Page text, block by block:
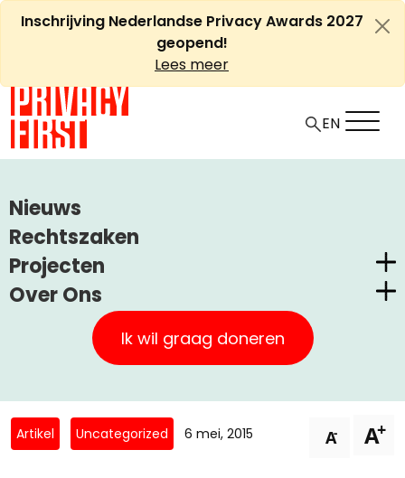
Ga
naarInschrijving Nederlandse Privacy Awards 2027
geopend!
Lees meer
Nieuws
Rechtszaken
Projecten
Nederlandse Privacy Awards
Claimstichting CUIC
PrivacyWijzer
Privacy Coalitie
PSD2-me-niet
Over Ons
Privacy First
Onze Successen
Kom in actie
Nieuwsbrieven
Ik wil graag doneren
EN
VOLKSKRANT, 1 MEI 2015: ‘ZONDER BEWAARPLICHT GEEN
BEWIJS’
Volkskrant, 1 mei 2015:
‘Zonder bewaarplicht geen
bewijs’
Artikel Uncategorized 6 mei, 2015 A- A+